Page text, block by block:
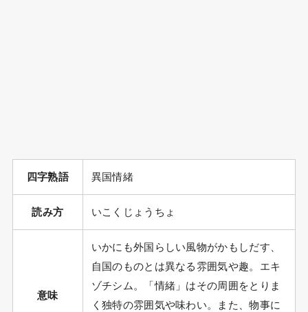
四字熟語 異国情緒
読み方 いこくじょうちょ
意味
いかにも外国らしい風物がかもしだす、
自国のものとは異なる雰囲気や趣。エキ
ゾチシム。「情緒」はその周囲をとりま
く独特の雰囲気や味わい。また、物事に